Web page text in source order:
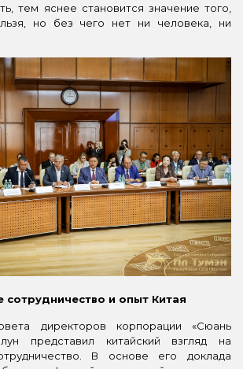
тем яснее становится значение того,
но без чего нет ни человека, ни
и опыт Китая
директоров корпорации «Сюань
представил китайский взгляд на
В основе его доклада